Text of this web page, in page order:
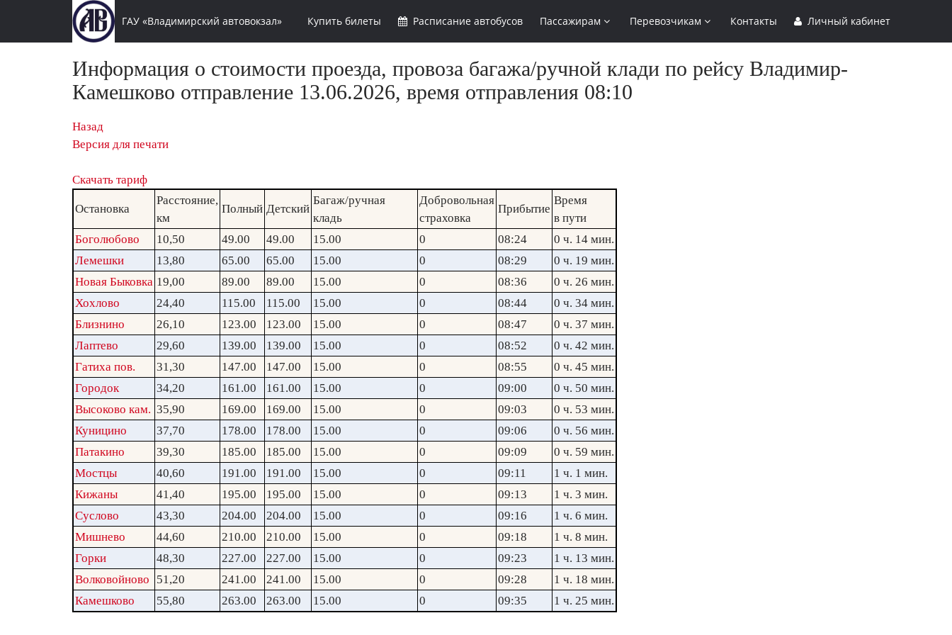
ГАУ «Владимирский автовокзал» Купить билеты Расписание автобусов Пассажирам Перевозчикам Контакты Личный кабинет
Информация о стоимости проезда, провоза багажа/ручной клади по рейсу Владимир-
Камешково отправление 13.06.2026, время отправления 08:10
Назад
Версия для печати
Скачать тариф
Остановка
Расстояние,
км
Полный Детский
Багаж/ручная
кладь
Добровольная
страховка
Прибытие
Время
в пути
Боголюбово
10,50 49.00 49.00 15.00 0 08:24
0 ч. 14 мин.
Лемешки
13,80 65.00 65.00 15.00 0 08:29
0 ч. 19 мин.
Новая Быковка 19,00 89.00 89.00 15.00 0 08:36
0 ч. 26 мин.
Хохлово
24,40 115.00 115.00 15.00 0 08:44
0 ч. 34 мин.
Близнино
26,10 123.00 123.00 15.00 0 08:47
0 ч. 37 мин.
Лаптево
29,60 139.00 139.00 15.00 0 08:52
0 ч. 42 мин.
Гатиха пов.
31,30 147.00 147.00 15.00 0 08:55
0 ч. 45 мин.
Городок
34,20 161.00 161.00 15.00 0 09:00
0 ч. 50 мин.
Высоково кам. 35,90 169.00 169.00 15.00 0 09:03
0 ч. 53 мин.
Куницино
37,70 178.00 178.00 15.00 0 09:06
0 ч. 56 мин.
Патакино
39,30 185.00 185.00 15.00 0 09:09
0 ч. 59 мин.
Мостцы
40,60 191.00 191.00 15.00 0 09:11
1 ч. 1 мин.
Кижаны
41,40 195.00 195.00 15.00 0 09:13
1 ч. 3 мин.
Суслово
43,30 204.00 204.00 15.00 0 09:16
1 ч. 6 мин.
Мишнево
44,60 210.00 210.00 15.00 0 09:18
1 ч. 8 мин.
Горки
48,30 227.00 227.00 15.00 0 09:23
1 ч. 13 мин.
Волковойново
51,20 241.00 241.00 15.00 0 09:28
1 ч. 18 мин.
Камешково
55,80 263.00 263.00 15.00 0 09:35 1 ч. 25 мин.